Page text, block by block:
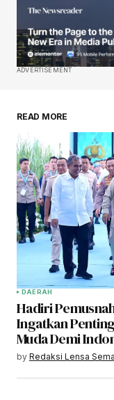
ADVERTISEMENT
READ MORE
DAERAH
Hadiri
Ingatkan
Muda Demi
by Redaksi Lensa